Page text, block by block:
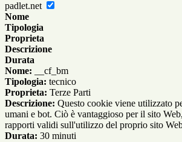
padlet.net
Nome
Tipologia
Proprieta
Descrizione
Durata
Nome: __cf_bm
Tipologia: tecnico
Proprieta: Terze Parti
Descrizione: Questo cookie viene utilizzato
umani e bot. Ciò è vantaggioso per il sito
rapporti validi sull'utilizzo del proprio sito
Durata: 30 minuti